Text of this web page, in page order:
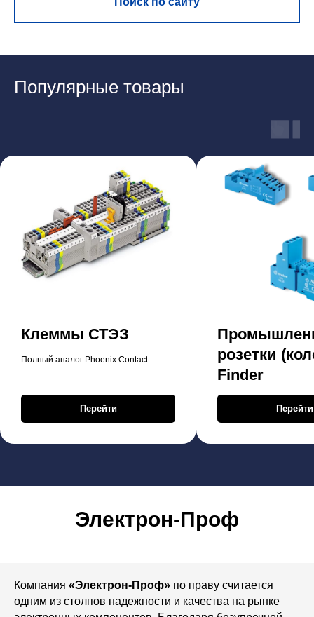
Популярные товары
Клеммы СТЭЗ
Полный аналог Phoenix Contact
Перейти
розетки
Finder
Перейти
Электрон-Проф
Компания «Электрон-Проф» по праву считается
одним из столпов надежности и качества на рынке